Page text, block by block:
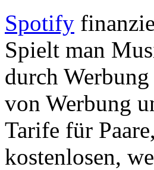
Spotify
Spielt man
durch
von Werbung
Tarife für
kostenlosen,